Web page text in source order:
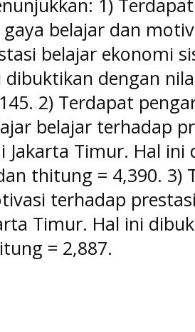
1)
belajar dan
belajar ekonomi
dengan
2) Terdapat
belajar terhadap
Jakarta Timur. Hal
thitung = 4,390. 3)
terhadap
Timur. Hal ini
= 2,887.